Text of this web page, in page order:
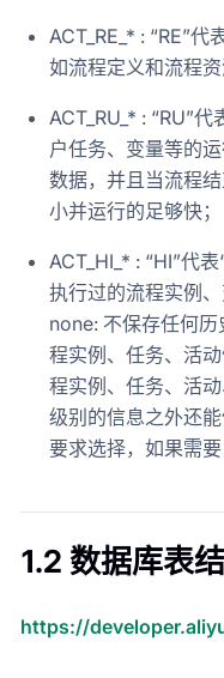
ACT_RE_* : “RE”代
如流程定义和流程资
ACT_RU_* : “RU”
户任务、变量等的
数据，并且当流程
小并运行的足够快；
ACT_HI_* : “HI”代
执行过的流程实例
none: 不保存任何
程实例、任务、活
程实例、任务、活
级别的信息之外还
要求选择，如果需
1.2 数据库表
https://